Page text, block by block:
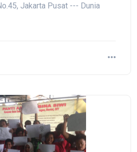
Jakarta Pusat --- Dunia